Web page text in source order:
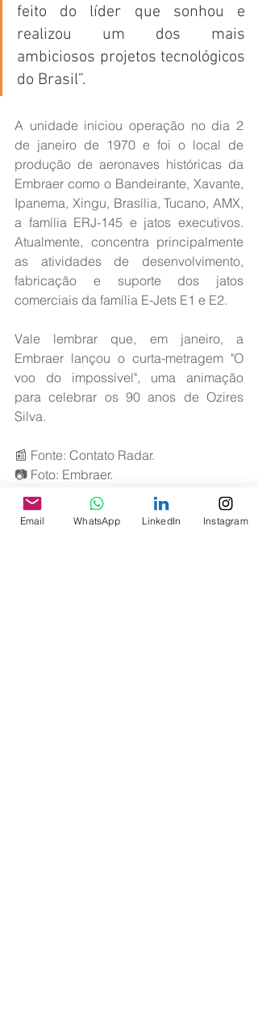
feito do líder que sonhou e
realizou um dos mais
ambiciosos projetos tecnológicos
do Brasil”.
A unidade iniciou operação no dia 2
de janeiro de 1970 e foi o local de
produção de aeronaves históricas da
Embraer como o Bandeirante, Xavante,
Ipanema, Xingu, Brasília, Tucano, AMX,
a família ERJ-145 e jatos executivos.
Atualmente, concentra principalmente
as atividades de desenvolvimento,
fabricação e suporte dos jatos
comerciais da família E-Jets E1 e E2.
Vale lembrar que, em janeiro, a
Embraer lançou o curta-metragem "O
voo do impossível", uma animação
para celebrar os 90 anos de Ozires
Silva.
📰 Fonte: Contato Radar.
📷 Foto: Embraer.
Email WhatsApp LinkedIn Instagram